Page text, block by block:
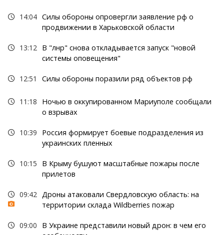
14:04 Силы обороны опровергли заявление рф о
продвижении в Харьковской области
13:12 В "лнр" снова откладывается запуск "новой
системы оповещения"
12:51 Силы обороны поразили ряд объектов рф
11:18
Ночью в оккупированном Мариуполе сообщали
о взрывах
10:39
Россия формирует боевые подразделения из
украинских пленных
10:15
В Крыму бушуют масштабные пожары после
прилетов
09:42 Дроны атаковали Свердловскую область: на
территории склада Wildberries пожар
09:00
В Украине представили новый дрон: в чем его